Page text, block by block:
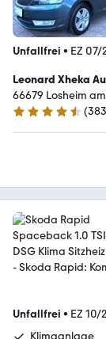
Unfallfrei • EZ 07/
Leonard
66679 Losheim
4.7 Sterne
(383
Unfallfrei • EZ 10/
Klimaanlage